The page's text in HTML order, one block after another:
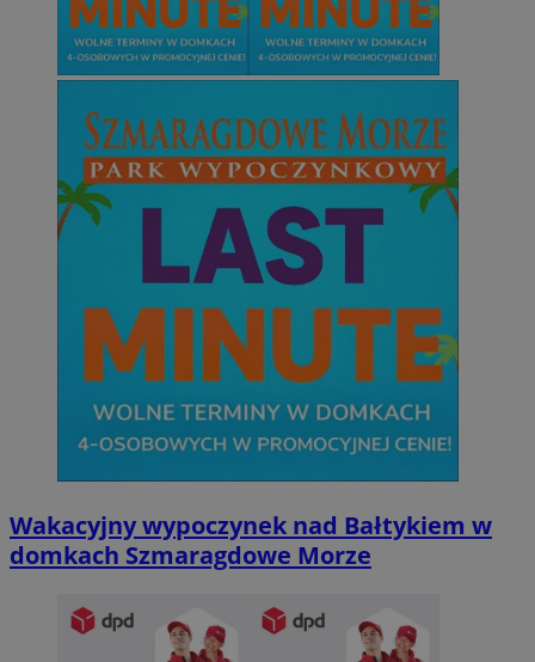
Wakacyjny wypoczynek nad Bałtykiem w
domkach Szmaragdowe Morze